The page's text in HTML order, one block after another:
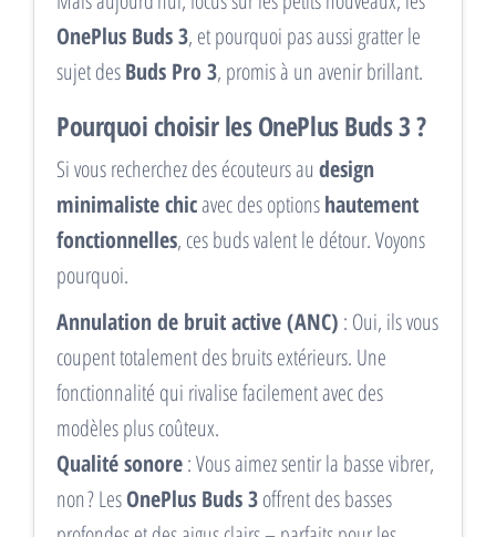
OnePlus Buds 3, et pourquoi pas aussi gratter le
sujet desBuds Pro 3, promis à un avenir brillant.
Pourquoi choisir les OnePlus Buds 3 ?
Si vous recherchez des écouteurs au design
minimaliste chicavec des optionshautement
fonctionnelles, ces buds valent le détour. Voyons
pourquoi.
Annulation de bruit active (ANC) : Oui, ils vous
coupent totalement des bruits extérieurs. Une
fonctionnalité qui rivalise facilement avec des
modèles plus coûteux.
Qualité sonore: Vous aimez sentir la basse vibrer,
non ? LesOnePlus Buds 3offrent des basses